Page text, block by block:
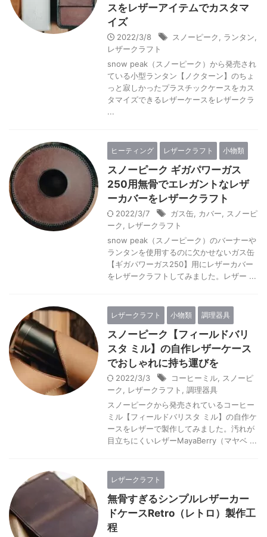
スをレザーアイテムでカスタマ
イズ
2022/3/8 スノーピーク ランタン
レザークラフト
snow peak（スノーピーク）から発売され
ている小型ランタン【ノクターン】のちょ
っと寂しかったプラスチックケースをカス
タマイズできるレザーケースをレザークラ
...
ヒーティング レザークラフト 小物類
スノーピーク ギガパワーガス
250用無骨でエレガントなレザ
ーカバーをレザークラフト
2022/3/7 ガス缶 カバー
スノーピ
ーク
レザークラフト
snow peak（スノーピーク）のバーナーや
ランタンを使用するのに欠かせないガス缶
【ギガパワーガス250】用にレザーカバー
をレザークラフトしてみました。レザー ...
レザークラフト 小物類 調理器具
スノーピーク【フィールドバリ
スタ ミル】の自作レザーケース
でおしゃれに持ち運びを
2022/3/3 コーヒーミル
スノーピ
ーク
レザークラフト
調理器具
スノーピークから発売されているコーヒー
ミル【フィールドバリスタ ミル】の自作ケ
ースをレザーで製作してみました。汚れが
目立ちにくいレザーMayaBerry（マヤベ ...
レザークラフト
無骨すぎるシンプルレザーカー
ドケースRetro（レトロ）製作工
程